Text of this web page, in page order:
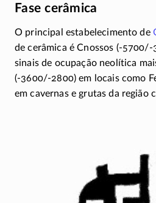
Fase cerâmica
O principal estabelecimento de
de cerâmica é Cnossos (-5700/-
sinais de ocupação neolítica
(-3600/-2800) em locais como
em cavernas e grutas da região